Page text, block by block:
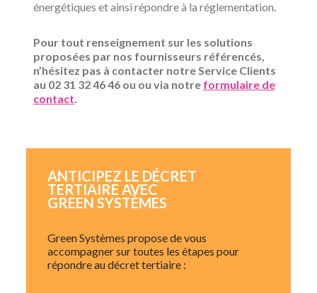
énergétiques et ainsi répondre à la réglementation.
Pour tout renseignement sur les solutions
proposées par nos fournisseurs référencés,
n’hésitez pas à contacter notre Service Clients
au 02 31 32 46 46 ou ou via notre formulaire de
contact.
ANTICIPEZ LE DÉCRET
TERTIAIRE AVEC
GREEN SYSTÈMES
Green Systèmes propose de vous
accompagner sur toutes les étapes pour
répondre au décret tertiaire :